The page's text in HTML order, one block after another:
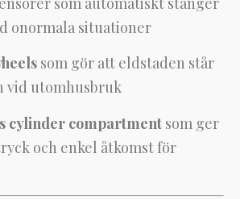
onormala situationer
som gör att eldstaden står
vid utomhusbruk
cylinder compartment som ger
och enkel åtkomst för